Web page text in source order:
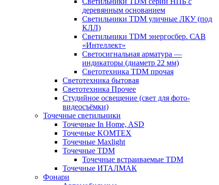
деревянным основанием
Светильники TDM уличные ЛКУ (под
КЛЛ)
Светильники TDM энергосбер. САВ
«Интеллект»
Светосигнальная арматура —
индикаторы (диаметр 22 мм)
Светотехника TDM прочая
Светотехника бытовая
Светотехника Прочее
Студийное освещение (свет для фото-
видеосъёмки)
Точечные светильники
Точечные In Home, ASD
Точечные KOMTEX
Точечные Maxlight
Точечные TDM
Точечные встраиваемые TDM
Точечные ИТАЛМАК
Фонари